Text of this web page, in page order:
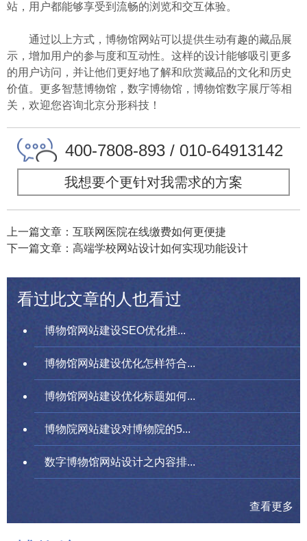
站，用户都能够享受到流畅的浏览和交互体验。
通过以上方式，博物馆网站可以提供生动有趣的藏品展
示，增加用户的参与度和互动性。这样的设计能够吸引更多
的用户访问，并让他们更好地了解和欣赏藏品的文化和历史
价值。更多智慧博物馆，数字博物馆，博物馆数字展厅等相
关，欢迎您咨询北京分形科技！
400-7808-893 / 010-64913142
我想要个更针对我需求的方案
上一篇文章：互联网医院在线缴费如何更便捷
下一篇文章：高端学校网站设计如何实现功能设计
看过此文章的人也看过
博物馆网站建设SEO优化推...
博物馆网站建设优化怎样符合...
博物馆网站建设优化标题如何...
博物院网站建设对博物院的5...
数字博物馆网站设计之内容排...
查看更多